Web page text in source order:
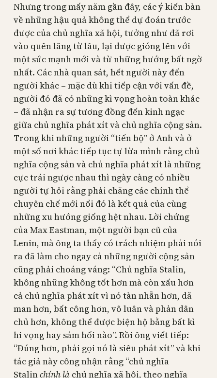
Nhưng trong mấy năm gần đây, các ý kiến bàn
về những hậu quả không thể dự đoán trước
được của chủ nghĩa xã hội, tưởng như đã rơi
vào quên lãng từ lâu, lại được gióng lên với
một sức mạnh mới và từ những hướng bất ngờ
nhất. Các nhà quan sát, hết người này đến
người khác – mặc dù khi tiếp cận với vấn đề,
người đó đã có những kì vọng hoàn toàn khác
– đã nhận ra sự tương đồng đến kinh ngạc
giữa chủ nghĩa phát xít và chủ nghĩa cộng sản.
Trong khi những người “tiến bộ” ở Anh và ở
một số nơi khác tiếp tục tự lừa mình rằng chủ
nghĩa cộng sản và chủ nghĩa phát xít là những
cực trái ngược nhau thì ngày càng có nhiều
người tự hỏi rằng phải chăng các chính thể
chuyên chế mới nổi đó là kết quả của cùng
những xu hướng giống hệt nhau. Lời chứng
của Max Eastman, một người bạn cũ của
Lenin, mà ông ta thấy có trách nhiệm phải nói
ra đã làm cho ngay cả những người cộng sản
cũng phải choáng váng: “Chủ nghĩa Stalin,
không những không tốt hơn mà còn xấu hơn
cả chủ nghĩa phát xít vì nó tàn nhẫn hơn, dã
man hơn, bất công hơn, vô luân và phản dân
chủ hơn, không thể được biện hộ bằng bất kì
hi vọng hay sám hối nào”. Rồi ông viết tiếp:
“Đúng hơn, phải gọi nó là siêu phát xít” và khi
tác giả này công nhận rằng “chủ nghĩa
Stalinchính là chủ nghĩa xã hội, theo nghĩa